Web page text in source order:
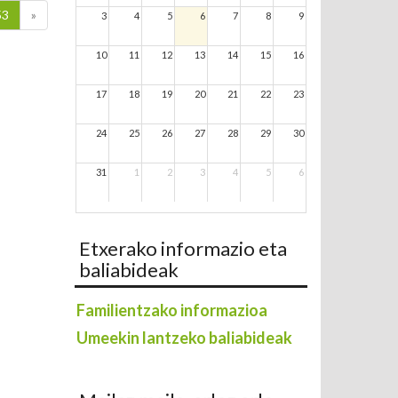
» 3 4 5 6 7 8 9
10 11 12 13 14 15 16
17 18 19 20 21 22 23
24 25 26 27 28 29 30
31 1 2 3 4 5 6
Etxerako informazio eta
baliabideak
Familientzako informazioa
Umeekin lantzeko baliabideak